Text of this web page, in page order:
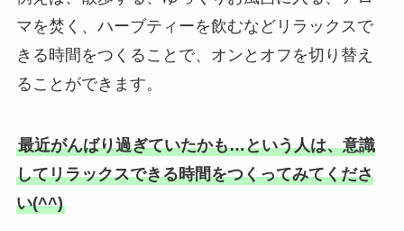
マを焚く、ハーブティーを飲むなどリラックスで
きる時間をつくることで、オンとオフを切り替え
ることができます。
最近がんばり過ぎていたかも…という人は、意識
してリラックスできる時間をつくってみてくださ
い(^^)